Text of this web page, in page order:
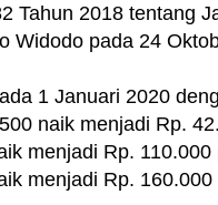
Tahun 2018 tentang
Widodo pada 24
1 Januari 2020
naik menjadi Rp.
menjadi Rp.
menjadi Rp.